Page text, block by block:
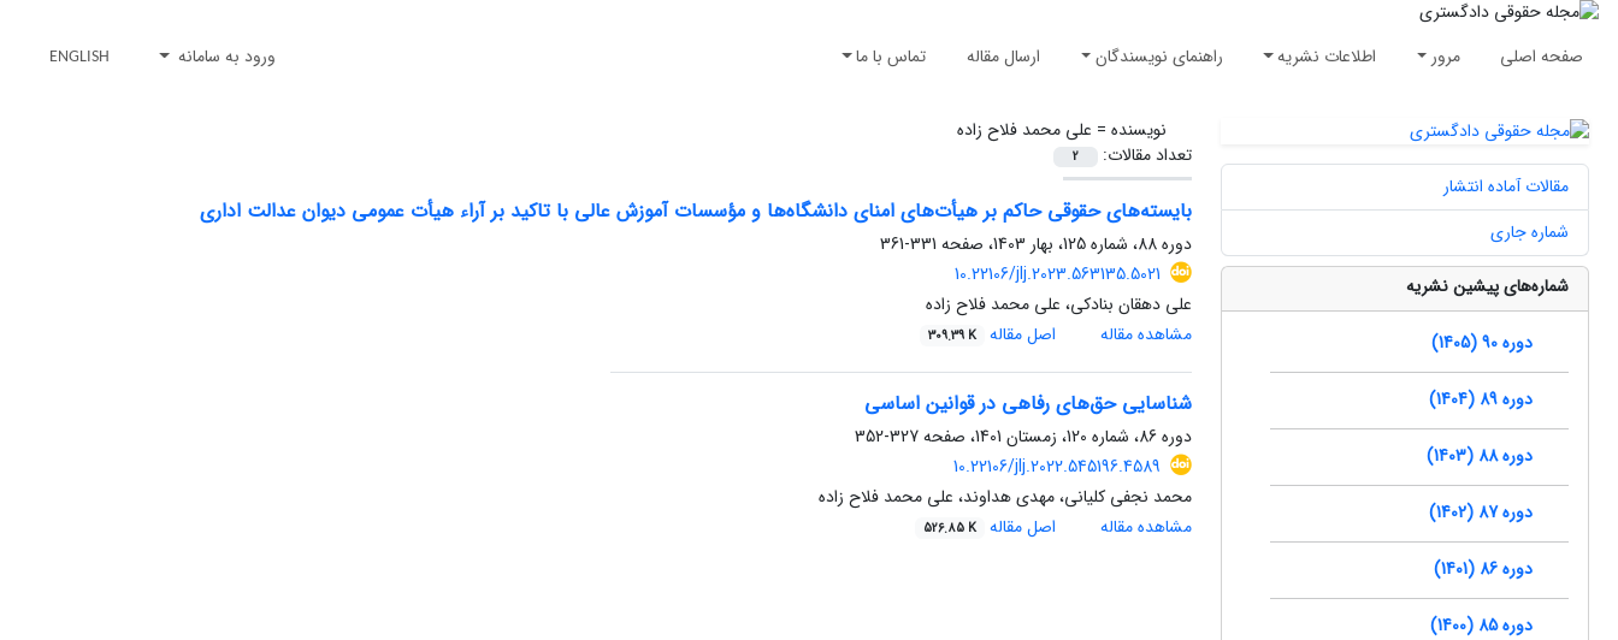
صفحه اصلی مرور اطلاعات نشریه راهنمای نویسندگان ارسال مقاله تماس با ما ورود به سامانه ENGLISH
نویسنده = علی محمد فلاح زاده
تعداد مقالات:
2
بایسته‌های حقوقی حاکم بر هیأت‌های امنای دانشگاه‌ها و مؤسسات آموزش ‌عالی با تاکید بر آراء هیأت عمومی دیوان عدالت اداری
دوره 88، شماره 125، بهار 1403، صفحه
331-361
10.22106/jlj.2023.563135.5021
علی دهقان بنادکی، علی محمد فلاح زاده
مشاهده مقاله
اصل مقاله 309.39 K
شناسایی حق‌های رفاهی در قوانین اساسی
دوره 86، شماره 120، زمستان 1401، صفحه
327-352
10.22106/jlj.2022.545196.4589
محمد نجفی کلیانی، مهدی هداوند، علی محمد فلاح زاده
مشاهده مقاله
اصل مقاله 526.85 K
مقالات آماده انتشار
شماره جاری
شماره‌های پیشین نشریه
دوره 90 (1405)
دوره 89 (1404)
دوره 88 (1403)
دوره 87 (1402)
دوره 86 (1401)
دوره 85 (1400)